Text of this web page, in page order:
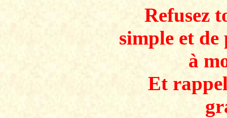
Refusez
simple et
à
Et